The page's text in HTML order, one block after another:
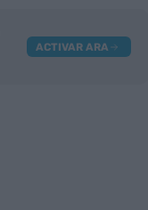
ACTIVAR ARA